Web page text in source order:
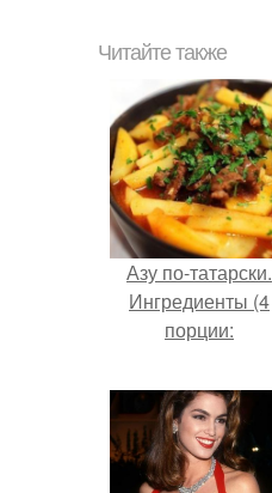
Читайте также
Азу по-татарски.
Ингредиенты (4
порции: